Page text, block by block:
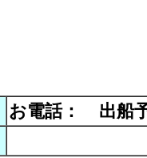
お電話：
出船